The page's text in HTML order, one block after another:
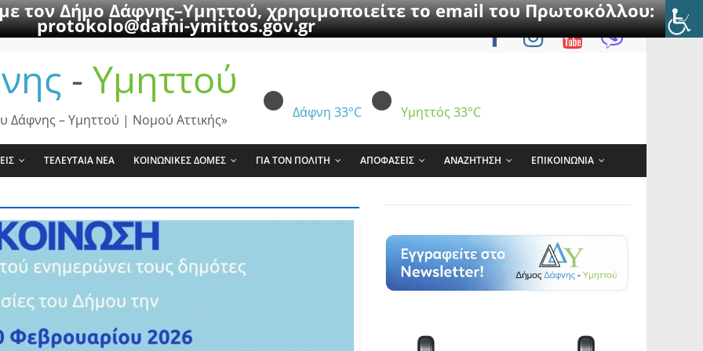
τον Δήμο Δάφνης–Υμηττού, χρησιμοποιείτε το email του Πρωτοκόλλου:
protokolo@dafni-ymittos.gov.gr
- Υμηττού
Δάφνη 33°C Υμηττός 33°C
Δάφνης – Υμηττού | Νομού Αττικής»
ΤΕΛΕΥΤΑΙΑ ΝΕΑ ΚΟΙΝΩΝΙΚΕΣ ΔΟΜΕΣ ΓΙΑ ΤΟΝ ΠΟΛΙΤΗ ΑΠΟΦΑΣΕΙΣ ΑΝΑΖΗΤΗΣΗ ΕΠΙΚΟΙΝΩΝΙΑ